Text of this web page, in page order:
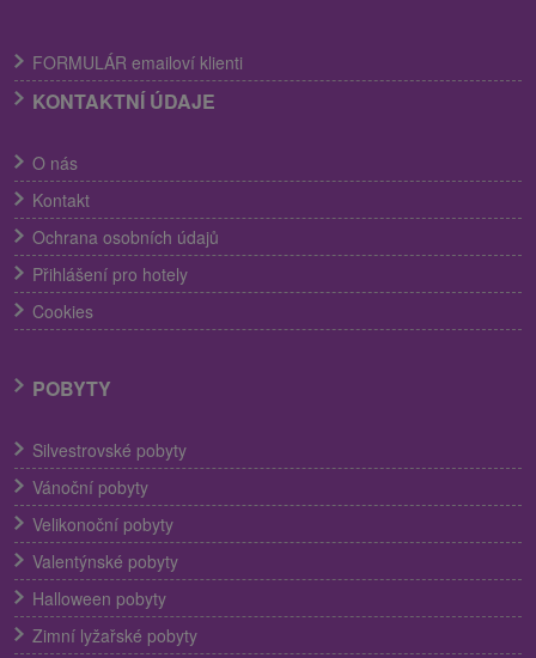
FORMULÁR emailoví klienti
KONTAKTNÍ ÚDAJE
O nás
Kontakt
Ochrana osobních údajů
Přihlášení pro hotely
Cookies
POBYTY
Silvestrovské pobyty
Vánoční pobyty
Velikonoční pobyty
Valentýnské pobyty
Halloween pobyty
Zimní lyžařské pobyty